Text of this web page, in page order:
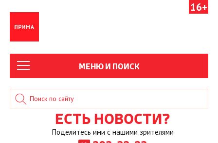
16+
МЕНЮ И ПОИСК
ЕСТЬ НОВОСТИ?
Поделитесь ими с нашими зрителями